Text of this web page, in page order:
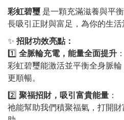
彩虹碧璽 是一顆充滿滋養與平
長吸引正財與富足，為你的生活
✨ 招財功效亮點：
1️⃣ 全脈輪充電，能量全面提升 ：
彩虹碧璽能激活並平衡全身脈
更順暢。
2️⃣ 聚福招財，吸引富貴能量 ：
祂能幫助我們積聚福氣，打開